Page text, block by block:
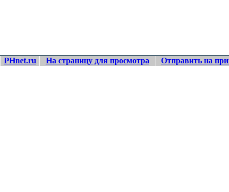
PHnet.ru На страницу для просмотра Отправить на